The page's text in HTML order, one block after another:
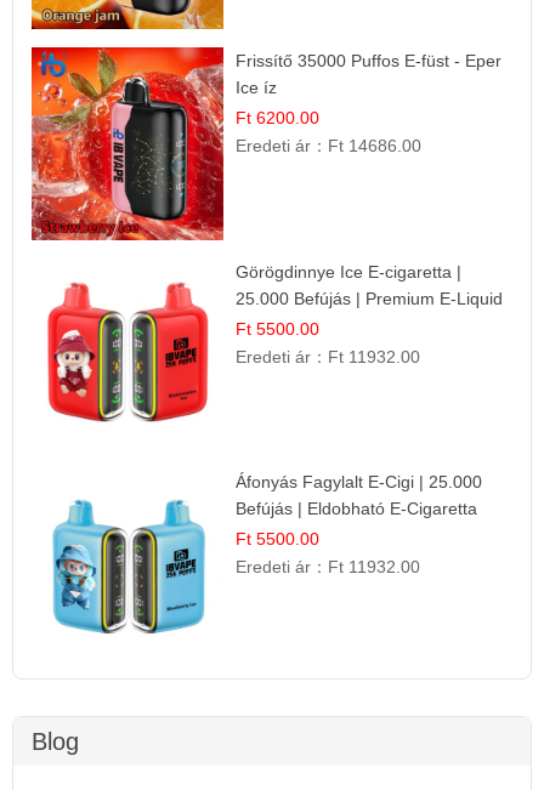
Frissítő 35000 Puffos E-füst - Eper
Ice íz
Ft 6200.00
Eredeti ár： Ft 14686.00
Görögdinnye Ice E-cigaretta |
25.000 Befújás | Premium E-Liquid
Ft 5500.00
Eredeti ár： Ft 11932.00
Áfonyás Fagylalt E-Cigi | 25.000
Befújás | Eldobható E-Cigaretta
Ft 5500.00
Eredeti ár： Ft 11932.00
Blog